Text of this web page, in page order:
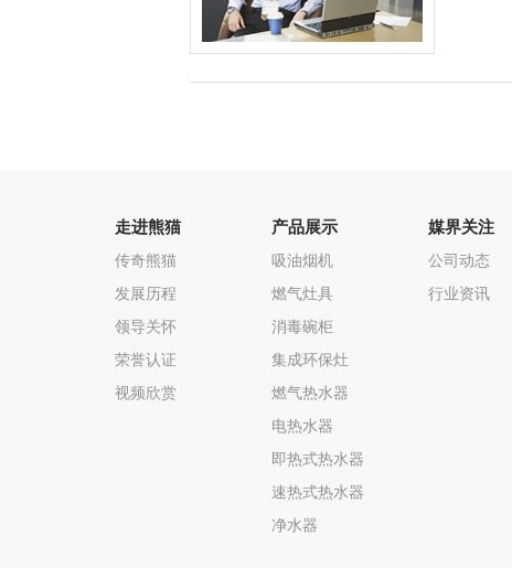
走进熊猫
传奇熊猫
发展历程
领导关怀
荣誉认证
视频欣赏
产品展示
吸油烟机
燃气灶具
消毒碗柜
集成环保灶
燃气热水器
电热水器
即热式热水器
速热式热水器
净水器
媒界关注
公司动态
行业资讯